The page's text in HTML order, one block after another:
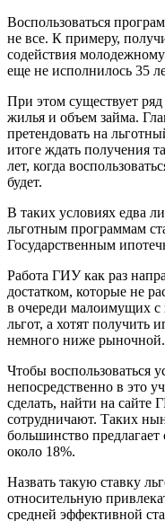
Воспользоваться
не все. К примеру,
содействия
еще не исполнилось 35
При этом существует
жилья и объем займа.
претендовать на
итоге ждать получения
лет, когда
будет.
В таких условиях едва
льготным программам
Государственным
Работа ГИУ как раз
достатком, которые не
в очереди малоимущих с
льгот, а хотят получить
немного ниже рыночной.
Чтобы воспользоваться
непосредственно в это
сделать, найти на сайте
сотрудничают. Таких
большинство
около 18%.
Назвать такую ставку
относительную
средней эффективной